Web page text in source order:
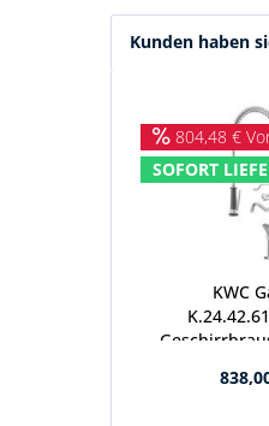
Kunden haben
804,48 €
SOFORT
KWC
-